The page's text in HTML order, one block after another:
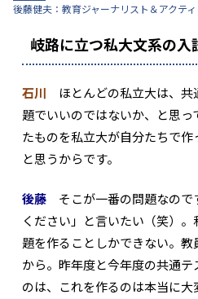
後藤健夫：教育ジャーナリスト＆アクティ
岐路に立つ私大文系の
石川 ほとんどの私立大は、共
題でいいのではないか、と思
たものを私立大が自分たちで
と思うからです。
後藤 そこが一番の問題なので
ください」と言いたい（笑）
題を作ることしかできない。
から。昨年度と今年度の共通
のは、これを作るのは本当に